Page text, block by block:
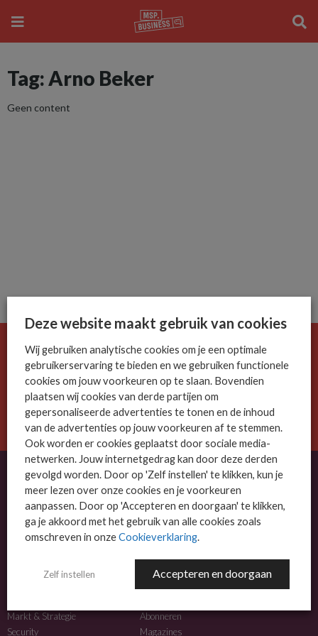
Tag: Arno Beker
Geen content
De ICT-wereld is snel. Mis niets.
Meld je nu aan voor de MSP Business nieuwsbrief.
AANMELDEN
OVER MSP BUSINESS
MSP Business is het kennisplatform voor IT-dienstverleners met MKB-focus.
NIEUWS
Markt & Strategie
Security
MEER INFO
Abonneren
Magazines
Deze website maakt gebruik van cookies
Wij gebruiken analytische cookies om je een optimale
gebruikerservaring te bieden en we gebruiken functionele
cookies om jouw voorkeuren op te slaan. Bovendien
plaatsen wij cookies van derde partijen om
gepersonaliseerde advertenties te tonen en de inhoud
van de advertenties op jouw voorkeuren af te stemmen.
Ook worden er cookies geplaatst door sociale media-
netwerken. Jouw internetgedrag kan door deze derden
gevolgd worden. Door op 'Zelf instellen' te klikken, kun je
meer lezen over onze cookies en je voorkeuren
aanpassen. Door op 'Accepteren en doorgaan' te klikken,
ga je akkoord met het gebruik van alle cookies zoals
omschreven in onzeCookieverklaring.
Zelf instellen Accepteren en doorgaan